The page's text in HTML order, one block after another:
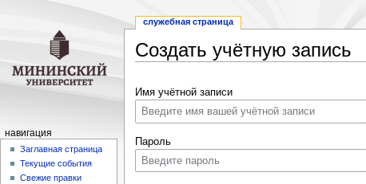
Создать учётную запись
к
навигации
к
поиску
Имя учётной записи
Пароль
служебная страница
навигация
Заглавная страница
Текущие события
Свежие правки